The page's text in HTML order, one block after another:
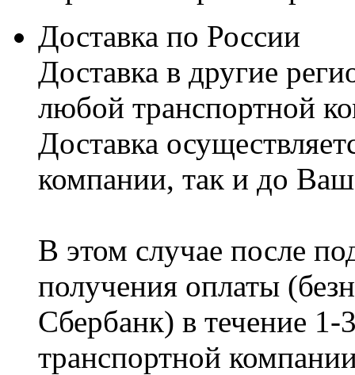
Доставка по России
Доставка в другие
любой транспортной
Доставка
компании, так и до
В этом случае после
получения оплаты
Сбербанк) в течение
транспортной